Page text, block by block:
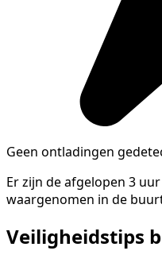
Geen ontladingen
Er zijn de afgelopen 3
waargenomen in de
Veiligheidstips